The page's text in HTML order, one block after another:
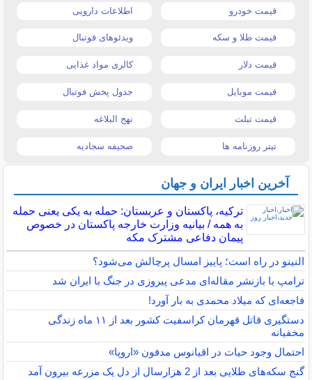
قیمت خودرو اطلاعات دارویی
قیمت طلا و سکه ویدئوهای فوتبال
قیمت دلار کالری مواد غذایی
قیمت موبایل جدول پخش فوتبال
قیمت تبلت نهج البلاغه
تیتر روزنامه ها صحیفه سجادیه
آخرین اخبار ایران و جهان
ترکیه، پاکستان و عربستان: حمله به یکی یعنی حمله
به همه / بیانیه وزارت خارجه پاکستان در خصوص
پیمان دفاعی مشترک مکه
النینو در راه است؛ پاییز امسال پرچالش می‌شود؟
ترامپ با بازنشر مقاله‌ای مدعی پیروزی در جنگ با ایران شد
فاجعه‌ای که میلاد محمدی به بار آورد!
دستگیری قاتل قهرمان کراسفیت کشور بعد از ۱۱ ماه زندگی
مخفیانه
احتمال وجود حیات در اقیانوس مدفون «اروپا»
گنج سکه‌های طلایی بعد از 2 هزارسال از دل یک مزرعه بیرون آمد